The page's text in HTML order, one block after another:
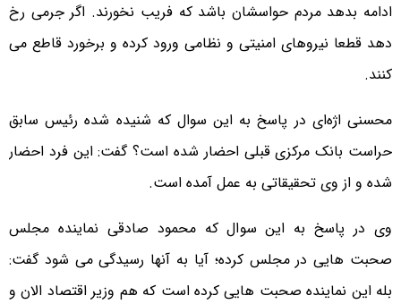
ادامه بدهد مردم حواسشان باشد که فریب نخورند. اگر جرمی رخ
دهد قطعا نیروهای امنیتی و نظامی ورود کرده و برخورد قاطع می
کنند.
محسنی اژه‌ای در پاسخ به این سوال که شنیده شده رئیس سابق
حراست بانک مرکزی قبلی احضار شده است؟ گفت: این فرد احضار
شده و از وی تحقیقاتی به عمل آمده است.
وی در پاسخ به این سوال که محمود صادقی نماینده مجلس
صحبت هایی در مجلس کرده؛ آیا به آنها رسیدگی می شود گفت:
بله این نماینده صحبت هایی کرده است که هم وزیر اقتصاد الان و